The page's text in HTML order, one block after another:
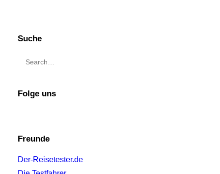
Suche
Folge uns
Freunde
Der-Reisetester.de